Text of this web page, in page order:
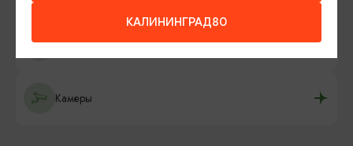
Камеры хранения
Камеры
КАЛИНИНГРАД80